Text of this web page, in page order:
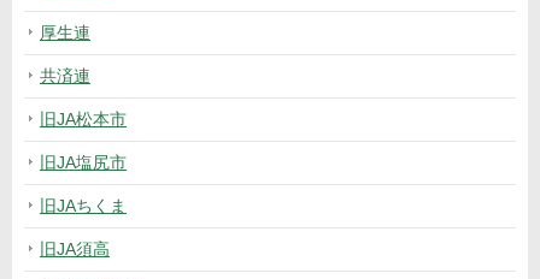
厚生連
共済連
旧JA松本市
旧JA塩尻市
旧JAちくま
旧JA須高